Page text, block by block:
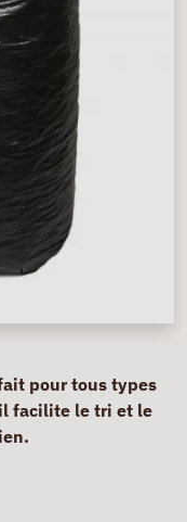
pour tous types
facilite le tri et le